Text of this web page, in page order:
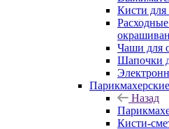
Кисти для
Чаши для
Шапочки
Назад
Кисти-